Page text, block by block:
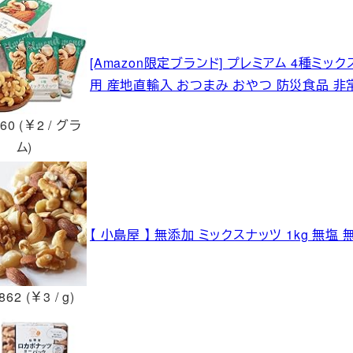
(￥2 / グラ
ム)
[Amazon限定ブランド] プレミアム 4種ミッ
用 産地直輸入 おつまみ おやつ 防災食品 非
(￥3 / g)
【 小島屋 】 無添加 ミックスナッツ 1kg 無